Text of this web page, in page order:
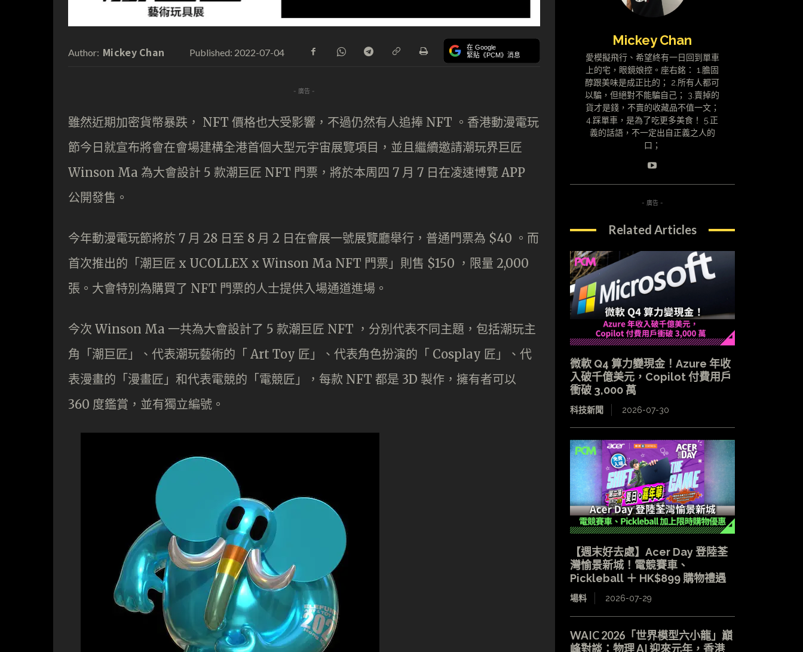
Author: Mickey Chan Published: 2022-07-04 在 Google
緊貼《PCM》消息
- 廣告 -
雖然近期加密貨幣暴跌， NFT 價格也大受影響，不過仍然有人追捧 NFT 。香港動漫電玩
節今日就宣布將會在會場建構全港首個大型元宇宙展覽項目，並且繼續邀請潮玩界巨匠
Winson Ma 為大會設計 5 款潮巨匠 NFT 門票，將於本周四 7 月 7 日在凌速博覽 APP
公開發售。
今年動漫電玩節將於 7 月 28 日至 8 月 2 日在會展一號展覽廳舉行，普通門票為 $40 。而
首次推出的「潮巨匠 x UCOLLEX x Winson Ma NFT 門票」則售 $150 ，限量 2,000
張。大會特別為購買了 NFT 門票的人士提供入場通道進場。
今次 Winson Ma 一共為大會設計了 5 款潮巨匠 NFT ，分別代表不同主題，包括潮玩主
角「潮巨匠」、代表潮玩藝術的「 Art Toy 匠」、代表角色扮演的「 Cosplay 匠」、代
表漫畫的「漫畫匠」和代表電競的「電競匠」，每款 NFT 都是 3D 製作，擁有者可以
360 度鑑賞，並有獨立編號。
Mickey Chan
愛模擬飛行、希望終有一日回到單車
上的宅，眼鏡娘控。座右銘： 1.膽固
醇跟美味是成正比的； 2.所有人都可
以騙，但絕對不能騙自己； 3.賣掉的
貨才是錢，不賣的收藏品不值一文；
4.踩單車，是為了吃更多美食！ 5.正
義的話語，不一定出自正義之人的
口；
- 廣告 -
Related Articles
微軟 Q4 算力變現金！Azure 年收
入破千億美元，Copilot 付費用戶
衝破 3,000 萬
科技新聞 2026-07-30
【週末好去處】Acer Day 登陸荃
灣愉景新城！電競賽車、
Pickleball ＋ HK$899 購物禮遇
場料 2026-07-29
WAIC 2026「世界模型六小龍」巔
峰對談：物理 AI 迎來元年，香港